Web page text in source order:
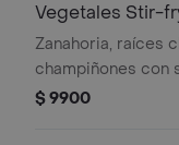
Vegetales Stir-
Zanahoria, raíces
champiñones con
(jengibre, soya,
$ 9900